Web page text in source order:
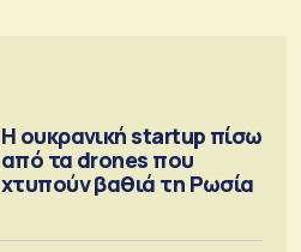
Η ουκρανική startup πίσω
από τα drones που
χτυπούν βαθιά τη Ρωσία